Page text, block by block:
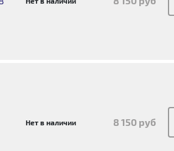
Нет в наличии 8 150 руб